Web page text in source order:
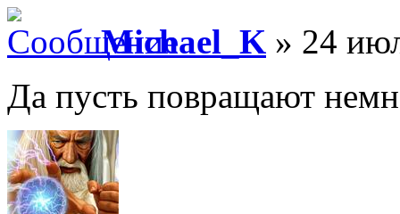
Michael_K » 24
Да пусть повращают